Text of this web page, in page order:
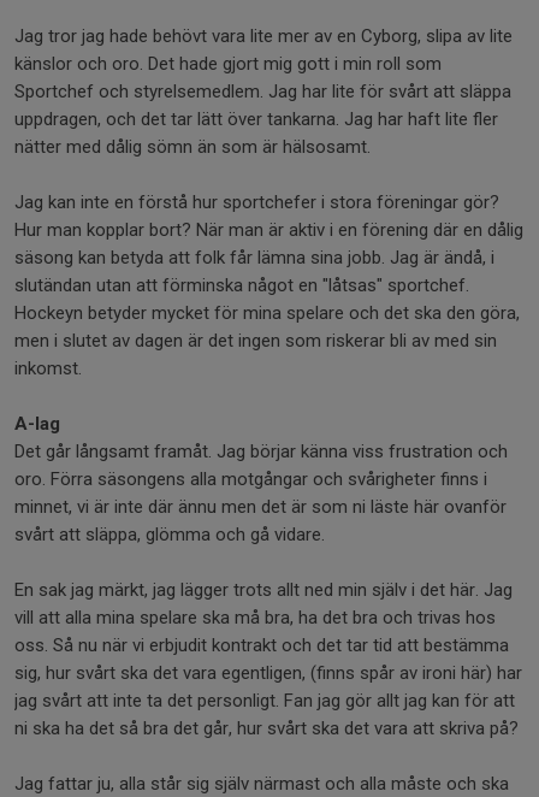
Jag tror jag hade behövt vara lite mer av en Cyborg, slipa av lite
känslor och oro. Det hade gjort mig gott i min roll som
Sportchef och styrelsemedlem. Jag har lite för svårt att släppa
uppdragen, och det tar lätt över tankarna. Jag har haft lite fler
nätter med dålig sömn än som är hälsosamt.
Jag kan inte en förstå hur sportchefer i stora föreningar gör?
Hur man kopplar bort? När man är aktiv i en förening där en dålig
säsong kan betyda att folk får lämna sina jobb. Jag är ändå, i
slutändan utan att förminska något en "låtsas" sportchef.
Hockeyn betyder mycket för mina spelare och det ska den göra,
men i slutet av dagen är det ingen som riskerar bli av med sin
inkomst.
A-lag
Det går långsamt framåt. Jag börjar känna viss frustration och
oro. Förra säsongens alla motgångar och svårigheter finns i
minnet, vi är inte där ännu men det är som ni läste här ovanför
svårt att släppa, glömma och gå vidare.
En sak jag märkt, jag lägger trots allt ned min själv i det här. Jag
vill att alla mina spelare ska må bra, ha det bra och trivas hos
oss. Så nu när vi erbjudit kontrakt och det tar tid att bestämma
sig, hur svårt ska det vara egentligen, (finns spår av ironi här) har
jag svårt att inte ta det personligt. Fan jag gör allt jag kan för att
ni ska ha det så bra det går, hur svårt ska det vara att skriva på?
Jag fattar ju, alla står sig själv närmast och alla måste och ska